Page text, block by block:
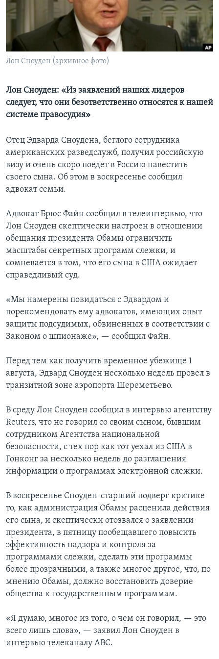
Learning English
СОЦИАЛЬНЫЕ СЕТИ
Языки
Лон Сноуден (архивное фото)
Лон Сноуден: «Из заявлений наших лидеров
следует, что они безответственно относятся к нашей
системе правосудия»
Отец Эдварда Сноудена, беглого сотрудника
американских разведслужб, получил российскую
визу и очень скоро поедет в Россию навестить
своего сына. Об этом в воскресенье сообщил
адвокат семьи.
Адвокат Брюс Файн сообщил в телеинтервью, что
Лон Сноуден скептически настроен в отношении
обещания президента Обамы ограничить
масштабы секретных программ слежки, и
сомневается в том, что его сына в США ожидает
справедливый суд.
«Мы намерены повидаться с Эдвардом и
порекомендовать ему адвокатов, имеющих опыт
защиты подсудимых, обвиненных в соответствии с
Законом о шпионаже», — сообщил Файн.
Перед тем как получить временное убежище 1
августа, Эдвард Сноуден несколько недель провел в
транзитной зоне аэропорта Шереметьево.
В среду Лон Сноуден сообщил в интервью агентству
Reuters, что не говорил со своим сыном, бывшим
сотрудником Агентства национальной
безопасности, с тех пор как тот уехал из США в
Гонконг за несколько недель до разглашения
информации о программах электронной слежки.
В воскресенье Сноуден-старший подверг критике
то, как администрация Обамы расценила действия
его сына, и скептически отозвался о заявлении
президента, в пятницу пообещавшего повысить
эффективность надзора и контроля за
программами слежки, сделать эти программы
более прозрачными, а также многое другое, что, по
мнению Обамы, должно восстановить доверие
общества к государственным программам.
«Я думаю, многое из того, о чем он говорил, — это
всего лишь слова», — заявил Лон Сноуден в
интервью телеканалу АВС.